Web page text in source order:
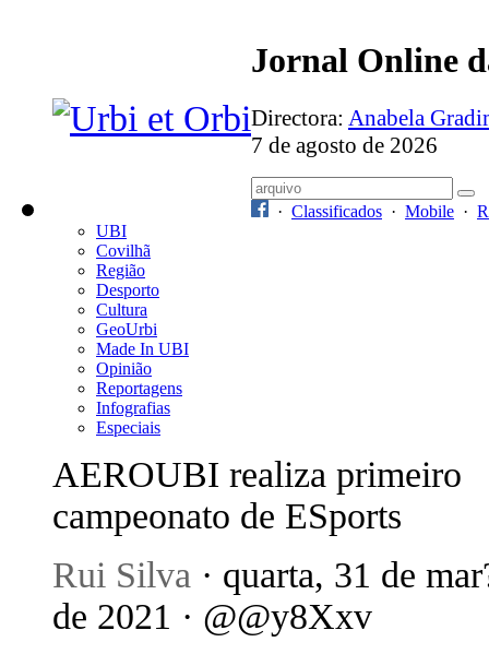
Jornal Online
Directora: Anabela
7 de agosto de 2026
· Classificados · Mobile ·
UBI
Covilhã
Região
Desporto
Cultura
GeoUrbi
Made In UBI
Opinião
Reportagens
Infografias
Especiais
AEROUBI realiza primeiro
campeonato de ESports
Rui Silva · quarta, 31 de
de 2021 · @@y8Xxv